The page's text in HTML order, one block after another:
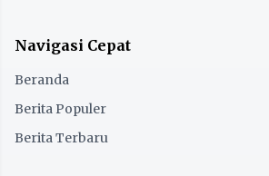
Navigasi Cepat
Beranda
Berita Populer
Berita Terbaru